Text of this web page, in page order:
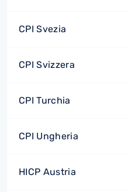
CPI Svezia
CPI Svizzera
CPI Turchia
CPI Ungheria
HICP Austria